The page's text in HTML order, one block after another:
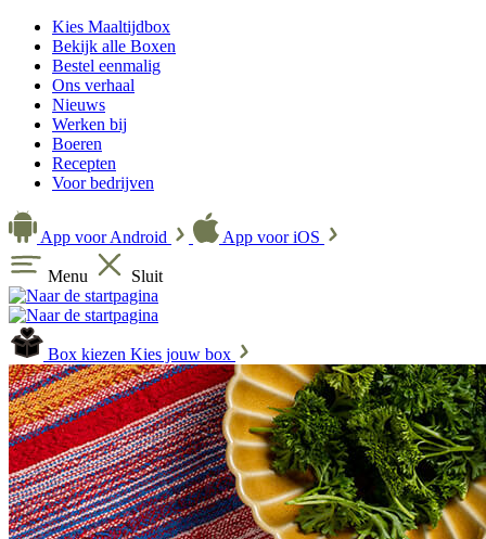
Kies Maaltijdbox
Bekijk alle Boxen
Bestel eenmalig
Ons verhaal
Nieuws
Werken bij
Boeren
Recepten
Voor bedrijven
App voor Android App voor iOS
Menu Sluit
Box kiezen Kies jouw box